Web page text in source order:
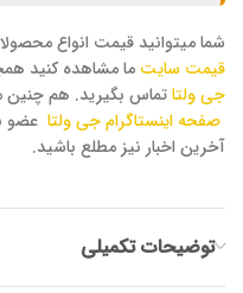
شما میتوانید قیمت انواع
قیمت سایت ما مشاهده کنید
جی ولتاتماس بگیرید. هم چنین
صفحه اینستاگرام جی ولتا عضو
آخرین اخبار نیز مطلع باشید.
توضیحات تکمیلی